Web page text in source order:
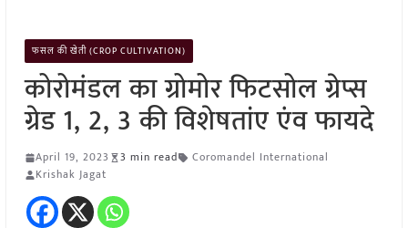
फसल की खेती (CROP CULTIVATION)
कोरोमंडल का ग्रोमोर फिटसोल ग्रेप्स
ग्रेड 1, 2, 3 की विशेषतांए एंव फायदे
April 19, 2023 3 min read
Coromandel International
Krishak Jagat